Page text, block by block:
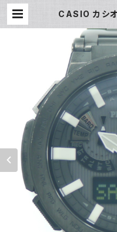
CASIO カシ
黒文字盤
305 | 大和